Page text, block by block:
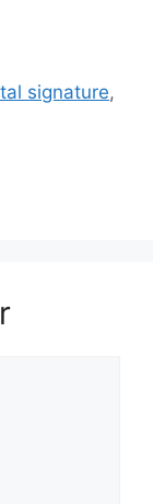
signature,